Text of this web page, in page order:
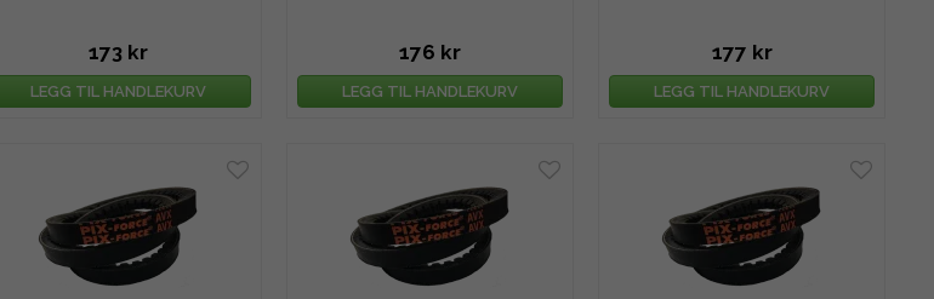
173 kr
LEGG TIL HANDLEKURV
176 kr
LEGG TIL HANDLEKURV
177 kr
LEGG TIL HANDLEKURV